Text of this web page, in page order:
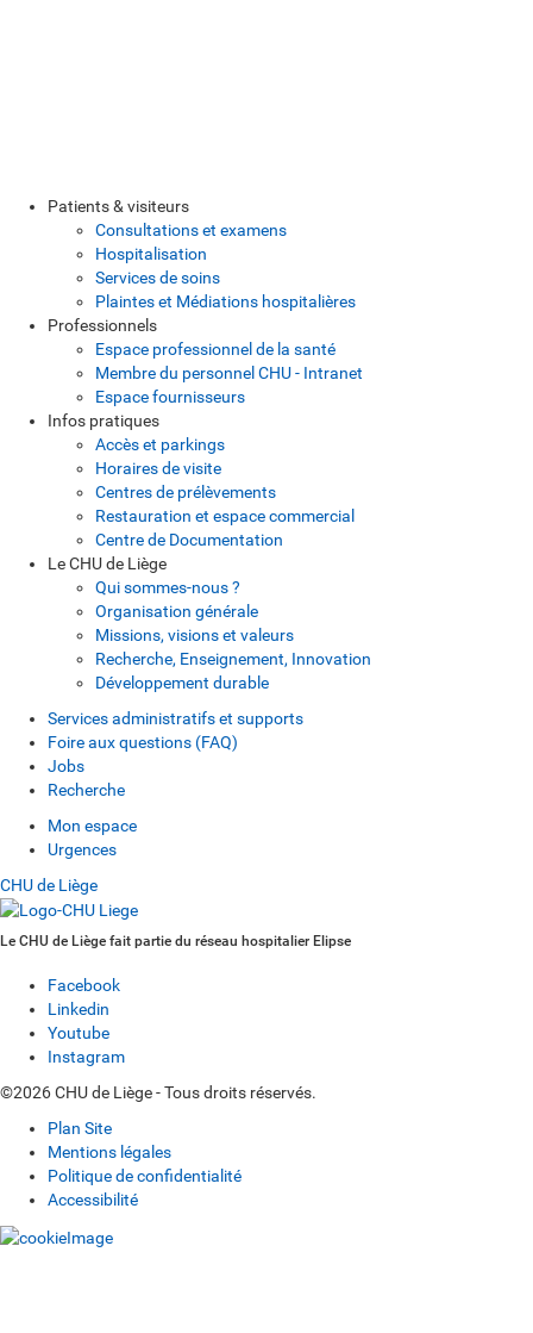
Patients & visiteurs
Consultations et examens
Hospitalisation
Services de soins
Plaintes et Médiations hospitalières
Professionnels
Espace professionnel de la santé
Membre du personnel CHU - Intranet
Espace fournisseurs
Infos pratiques
Accès et parkings
Horaires de visite
Centres de prélèvements
Restauration et espace commercial
Centre de Documentation
Le CHU de Liège
Qui sommes-nous ?
Organisation générale
Missions, visions et valeurs
Recherche, Enseignement, Innovation
Développement durable
Services administratifs et supports
Foire aux questions (FAQ)
Jobs
Recherche
Mon espace
Urgences
CHU de Liège
Le CHU de Liège fait partie du réseau hospitalier Elipse
Facebook
Linkedin
Youtube
Instagram
©2026 CHU de Liège - Tous droits réservés.
Plan Site
Mentions légales
Politique de confidentialité
Accessibilité